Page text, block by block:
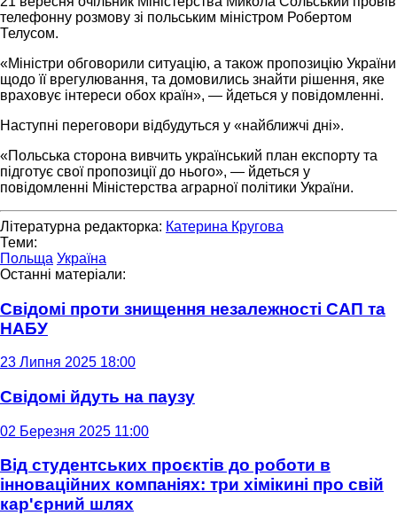
телефонну розмову зі польським міністром Робертом
Телусом.
«Міністри обговорили ситуацію, а також пропозицію України
щодо її врегулювання, та домовились знайти рішення, яке
враховує інтереси обох країн», — йдеться у повідомленні.
Наступні переговори відбудуться у «найближчі дні».
«Польська сторона вивчить український план експорту та
підготує свої пропозиції до нього», — йдеться у
повідомленні Міністерства аграрної політики України.
Літературна редакторка: Катерина Кругова
Теми:
Польща Україна
Останні матеріали:
Свідомі проти знищення незалежності САП та
НАБУ
23 Липня 2025 18:00
Свідомі йдуть на паузу
02 Березня 2025 11:00
Від студентських проєктів до роботи в
інноваційних компаніях: три хімікині про свій
кар'єрний шлях